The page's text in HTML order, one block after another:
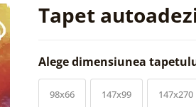
Tapet
Alege dimensiunea
98x66 147x99 147x270